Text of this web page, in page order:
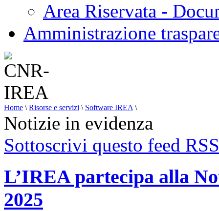
Area Riservata -
Amministrazione
Home \ Risorse e servizi \ Software IREA \
Notizie in evidenza
Sottoscrivi questo feed RSS
L’IREA partecipa alla
2025